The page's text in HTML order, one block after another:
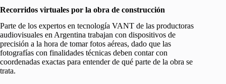
Recorridos virtuales por la obra de construcción
Parte de los expertos en tecnología VANT de las productoras
audiovisuales en Argentina trabajan con dispositivos de
precisión a la hora de tomar fotos aéreas, dado que las
fotografías con finalidades técnicas deben contar con
coordenadas exactas para entender de qué parte de la obra se
trata.